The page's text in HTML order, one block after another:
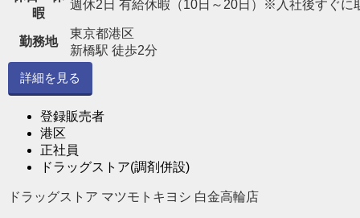
暇
週休2日 有給休暇（10日～20日）※入社後すぐに
勤務地
東京都港区
新橋駅 徒歩2分
詳細を見る
登録販売者
港区
正社員
ドラッグストア(調剤併設)
ドラッグストア マツモトキヨシ 白金高輪店